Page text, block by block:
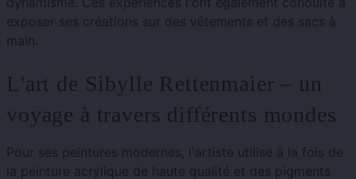
exposer ses créations sur des vêtements et des sacs à
main.
L'art de Sibylle Rettenmaier – un
voyage à travers différents mondes
Pour ses peintures modernes, l'artiste utilise à la fois de
la peinture acrylique de haute qualité et des pigments